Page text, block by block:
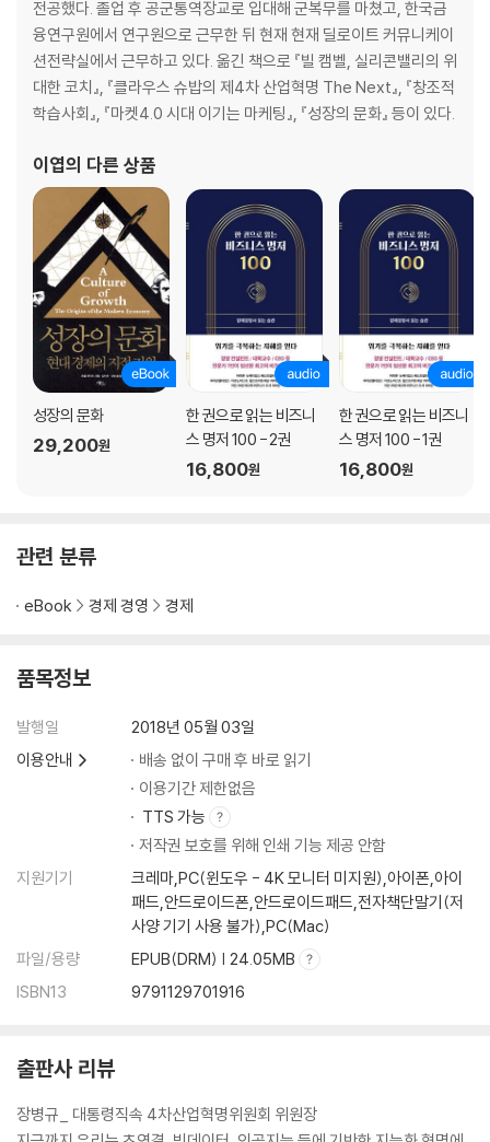
클라우스 슈밥이 책의 서두에서 말하듯, 지금 세계는 중요한 교차점에 있
다. 우리가 올바른 길을 가는지의 여부는 우리가 선택하는 ‘가치’에 의해 좌
우될 것이다. 기술은 우리가 통제할 수 없는 방향으로 인류를 몰고 갈 절대
적 존재도 아니고, 그렇다고 수단에 불과한 단순한 도구도 아니다. 우리가
여기에 어떤 가치를 부여하여 어떤 방향으로 발전시켜나가느냐에 따라 기
의 기회와 위험을 모두 살피며, 무조건적인 낙관이나 비관 대신 인류 공통
의 이익을 위한 공동의 기관과 책임이 작동해야 함을 역설한다.
전공했다. 졸업 후 공군통역장교로 입대해 군복무를 마쳤고, 한국금
융연구원에서 연구원으로 근무한 뒤 현재 현재 딜로이트 커뮤니케이
션전략실에서 근무하고 있다. 옮긴 책으로 『빌 캠벨, 실리콘밸리의 위
대한 코치』, 『클라우스 슈밥의 제4차 산업혁명 The Next』, 『창조적
학습사회』, 『마켓4.0 시대 이기는 마케팅』, 『성장의 문화』 등이 있다.
이엽의 다른 상품
성장의 문화
29,200원
한 권으로 읽는 비즈니
스 명저 100 - 2권
16,800원
한 권으로 읽는 비즈니
스 명저 100 - 1권
16,800원
관련 분류
eBook 경제 경영 경제
품목정보
발행일
2018년 05월 03일
이용안내
배송 없이 구매 후 바로 읽기
이용기간 제한없음
TTS 가능
저작권 보호를 위해 인쇄 기능 제공 안함
지원기기
크레마,PC(윈도우 - 4K 모니터 미지원),아이폰,아이
패드,안드로이드폰,안드로이드패드,전자책단말기(저
사양 기기 사용 불가),PC(Mac)
파일/용량
EPUB(DRM) | 24.05MB
ISBN13
9791129701916
출판사 리뷰
장병규_ 대통령직속 4차산업혁명위원회 위원장